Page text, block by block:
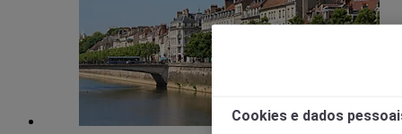
Cookies e dados